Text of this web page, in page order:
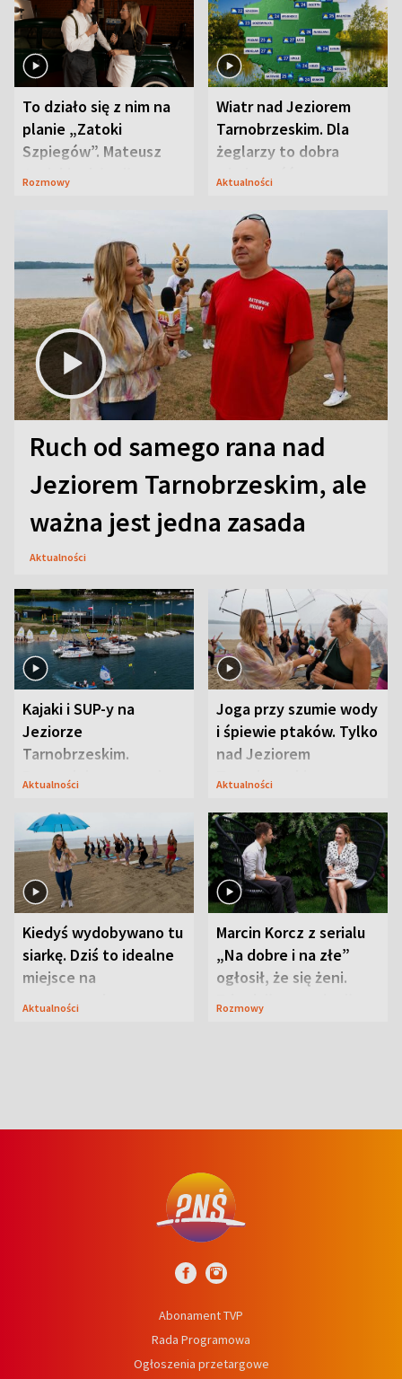
To działo się z nim na
planie „Zatoki
Szpiegów”. Mateusz
Janicki odsłonił
Rozmowy
Wiatr nad Jeziorem
Tarnobrzeskim. Dla
żeglarzy to dobra
wiadomość
Aktualności
Ruch od samego rana nad
Jeziorem Tarnobrzeskim, ale
ważna jest jedna zasada
Aktualności
Kajaki i SUP-y na
Jeziorze
Tarnobrzeskim.
Przyrodnicy zwracają
Aktualności
Joga przy szumie wody
i śpiewie ptaków. Tylko
nad Jeziorem
Tarnobrzeskim
Aktualności
Kiedyś wydobywano tu
siarkę. Dziś to idealne
miejsce na
wypoczynek
Aktualności
Marcin Korcz z serialu
„Na dobre i na złe”
ogłosił, że się żeni.
Zdradził, co zmienił
Rozmowy
Abonament TVP
Rada Programowa
Ogłoszenia przetargowe